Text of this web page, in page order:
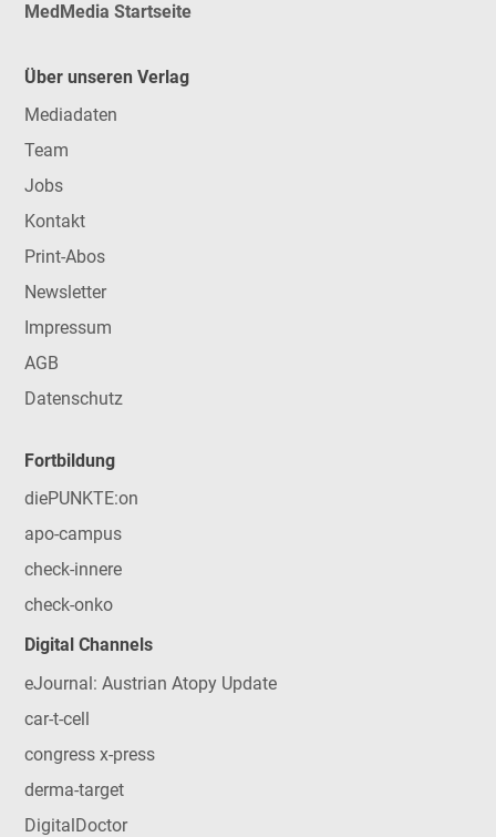
MedMedia Startseite
Über unseren Verlag
Mediadaten
Team
Jobs
Kontakt
Print-Abos
Newsletter
Impressum
AGB
Datenschutz
Fortbildung
diePUNKTE:on
apo-campus
check-innere
check-onko
Digital Channels
eJournal: Austrian Atopy Update
car-t-cell
congress x-press
derma-target
DigitalDoctor